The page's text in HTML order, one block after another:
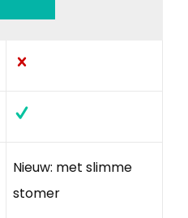
Nieuw: met slimme
stomer